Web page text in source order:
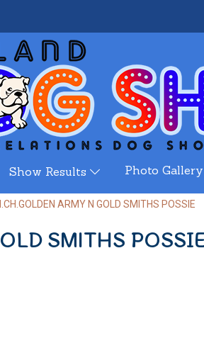
Show Results Photo Gallery
ARMY N GOLD SMITHS POSSIE
SMITHS